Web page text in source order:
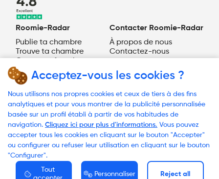
Acceptez-vous les cookies ?
Nous utilisons nos propres cookies et ceux de tiers à des fins
analytiques et pour vous montrer de la publicité personnalisée
basée sur un profil établi à partir de vos habitudes de
navigation. Cliquez ici pour plus d'informations. Vous pouvez
accepter tous les cookies en cliquant sur le bouton "Accepter"
ou configurer ou refuser leur utilisation en cliquant sur le bouton
"Configurer".
Tout
Personnaliser Reject all
Roomie-Radar
Publie ta chambre
Trouve ta chambre
Roomie-Radar ?
Contacter Roomie-Radar
À propos de nous
Contactez-nous
FR
Besoin d'aide?
© 2023 Roomie-Radar
Conditions générales
Politique de confidentialité